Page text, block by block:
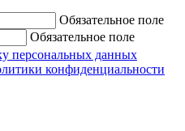
Обязательное поле
Обязательное поле
персональных данных
конфиденциальности